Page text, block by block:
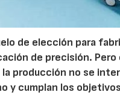
de elección para
de precisión. Pero
producción no se
y cumplan los